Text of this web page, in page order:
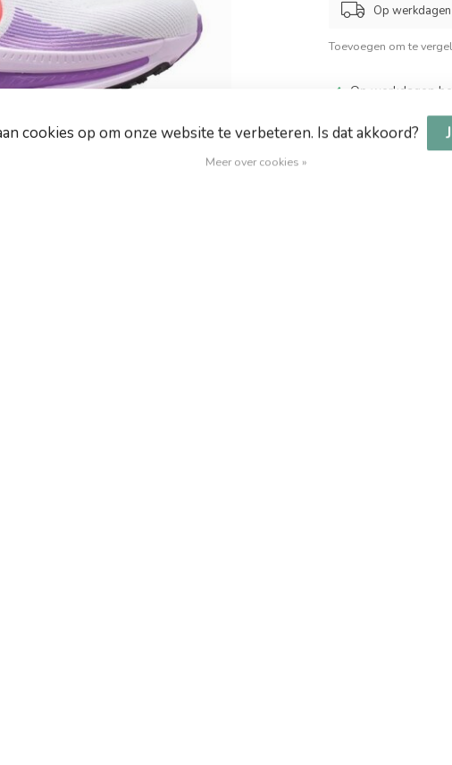
Op
Toevoegen om te
Op werkdagen
Grote keuze in
Altijd hoge
tijdens dagelijkse trainingen en lange afstanden.
en soepele loopervaring. De responsieve
waardoor je comfortabel blijft lopen, ook
zich prettig naar de voet, zodat je een aansluitende
ondergronden, waardoor je met vertrouwen
design zijn de Nike Vomero 18 ideaal
vinden.
cookies op om onze website te verbeteren. Is dat akkoord?
Meer over cookies »